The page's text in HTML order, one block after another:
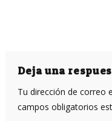
Deja una
Tu dirección de correo
campos obligatorios